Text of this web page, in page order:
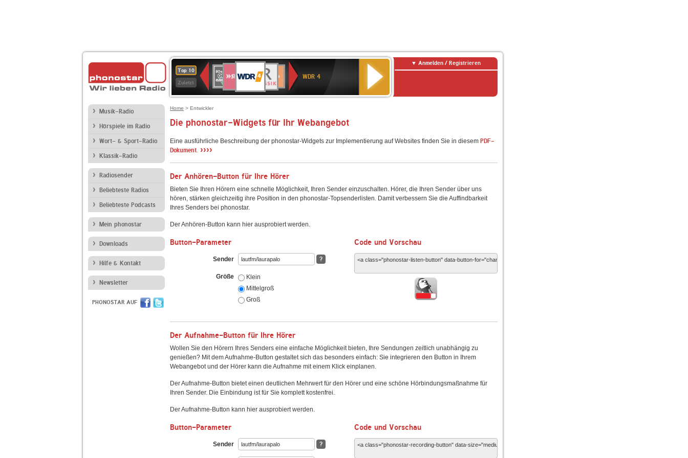
Top 10
Zuletzt
Deutschlandfunk
80er
90er
OLDIE
ANTENNE
4
KLASSIK
Deutschlandfunk
Kultur
Kultur
2
WDR 4
Anmelden / Registrieren
Musik-Radio
Hörspiele im Radio
Wort- & Sport-Radio
Klassik-Radio
Radiosender
Beliebteste Radios
Beliebteste Podcasts
Mein phonostar
Downloads
Hilfe & Kontakt
Newsletter
PHONOSTAR AUF
Home > Entwickler
Die phonostar-Widgets für Ihr Webangebot
Eine ausführliche Beschreibung der phonostar-Widgets zur Implementierung auf Websites finden Sie in diesem PDF-
Dokument. ››››
Der Anhören-Button für Ihre Hörer
Bieten Sie Ihren Hörern eine schnelle Möglichkeit, Ihren Sender einzuschalten. Hörer, die Ihren Sender über uns
hören, stärken gleichzeitig ihre Position in den phonostar-Topsenderlisten. Damit verbessern Sie die Auffindbarkeit
Ihres Senders bei phonostar.
Der Anhören-Button kann hier ausprobiert werden.
Button-Parameter
Sender ?
Größe
Klein
Mittelgroß
Groß
Code und Vorschau
Der Aufnahme-Button für Ihre Hörer
Wollen Sie den Hörern Ihres Senders eine einfache Möglichkeit bieten, Ihre Sendungen zeitlich unabhängig zu
genießen? Mit dem Aufnahme-Button gestaltet sich das besonders einfach: Sie integrieren den Button in Ihrem
Webangebot und der Hörer kann die Aufnahme mit einem Klick einplanen.
Der Aufnahme-Button bietet einen deutlichen Mehrwert für den Hörer und eine schöne Hörbindungsmaßnahme für
Ihren Sender. Die Einbindung ist für Sie komplett kostenfrei.
Der Aufnahme-Button kann hier ausprobiert werden.
Button-Parameter
Sender ?
Code und Vorschau